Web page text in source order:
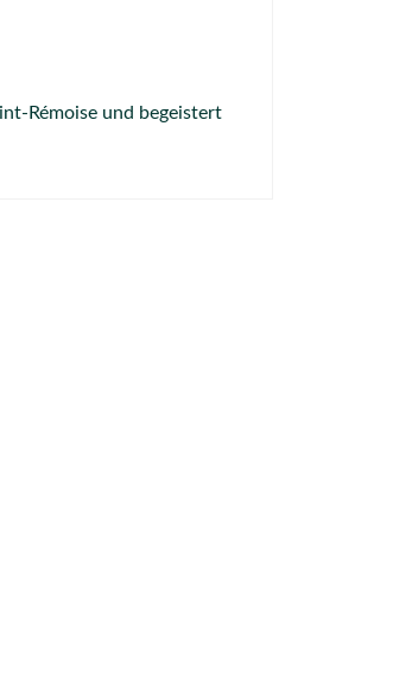
Rémoise und begeistert